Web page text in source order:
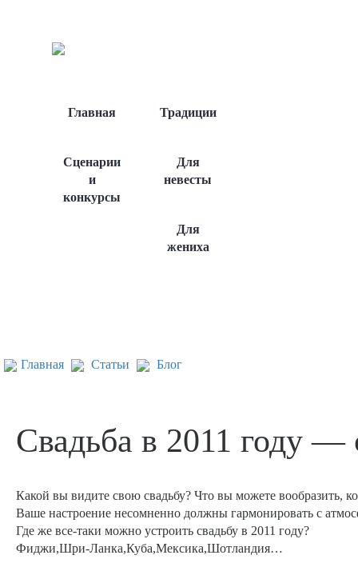
Главная Традиции
Сценарии
и
конкурсы
Для
невесты
Для
жениха
Главная Статьи Блог
Свадьба в 2011 году
Какой вы видите свою свадьбу? Что вы можете вообразить,
Ваше настроение несомненно должны гармонировать с
Где же все-таки можно устроить свадьбу в 2011 году?
Фиджи,Шри-Ланка,Куба,Мексика,Шотландия…